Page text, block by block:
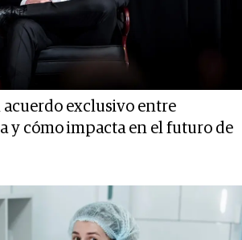
acuerdo exclusivo entre
y cómo impacta en el futuro de